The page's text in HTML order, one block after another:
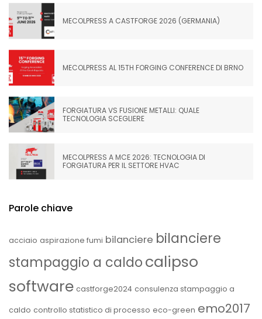
MECOLPRESS A CASTFORGE 2026 (GERMANIA)
MECOLPRESS AL 15TH FORGING CONFERENCE DI BRNO
FORGIATURA VS FUSIONE METALLI: QUALE
TECNOLOGIA SCEGLIERE
MECOLPRESS A MCE 2026: TECNOLOGIA DI
FORGIATURA PER IL SETTORE HVAC
Parole chiave
acciaio aspirazione fumi bilanciere bilanciere
stampaggio a caldocalipso
software castforge2024 consulenza stampaggio a
caldo controllo statistico di processo eco-green emo2017